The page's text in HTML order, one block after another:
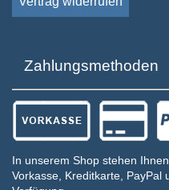
Zahlungsmethoden
In unserem Shop stehen
Vorkasse, Kreditkarte, PayPal